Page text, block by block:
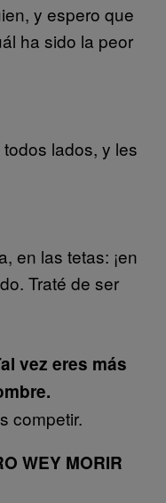
y espero que
ha sido la peor
lados, y les
en las tetas: ¡en
Traté de ser
vez eres más
competir.
WEY MORIR